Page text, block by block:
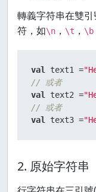
轉義字符串在雙引
符，如\n ， \t ， \b
val text1 =
// 或者
val
text2 =
// 或者
val
text3 =
2. 原始字符串